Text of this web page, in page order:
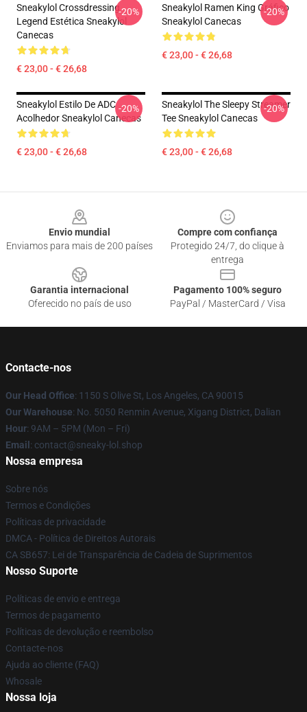
Sneakylol Crossdressing
Legend Estética Sneakylol
Canecas
€ 23,00 - € 26,68
-20%
Sneakylol Ramen King Gráfico
Sneakylol Canecas
€ 23,00 - € 26,68
-20%
Sneakylol Estilo De ADC
Acolhedor Sneakylol Canecas
€ 23,00 - € 26,68
-20%
Sneakylol The Sleepy Streamer
Tee Sneakylol Canecas
€ 23,00 - € 26,68
-20%
Envio mundial
Enviamos para mais de 200 países
Compre com confiança
Protegido 24/7, do clique à
entrega
Garantia internacional
Oferecido no país de uso
Pagamento 100% seguro
PayPal / MasterCard / Visa
Contacte-nos
Our Head Office: 1150 S Olive St, Los Angeles, CA 90015
Our Warehouse: No. 5050 Renmin Avenue, Xigang District, Dalian
Hour: 9AM – 5PM (Mon – Fri)
Email : contact@sneaky-lol.shop
Nossa empresa
Sobre nós
Termos e Condições
Políticas de privacidade
DMCA - Política de Direitos Autorais
CA SB657: Lei de Transparência de Cadeia de Suprimentos
Nosso Suporte
Políticas de envio e entrega
Termos de pagamento
Políticas de devolução e reembolso
Contacte-nos
Ajuda ao cliente (FAQ)
Whosale
Nossa loja